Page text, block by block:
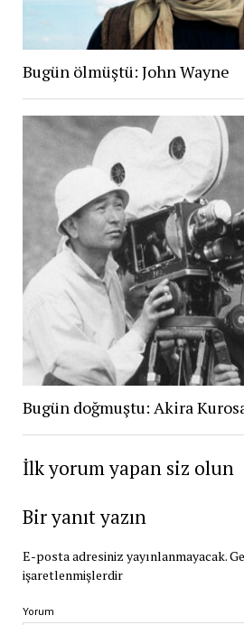
Bugün ölmüştü: John Wayne
Bugün doğmuştu: Akira
İlk yorum yapan siz olun
Bir yanıt yazın
E-posta adresiniz yayınlanmayacak.
işaretlenmişlerdir
Yorum